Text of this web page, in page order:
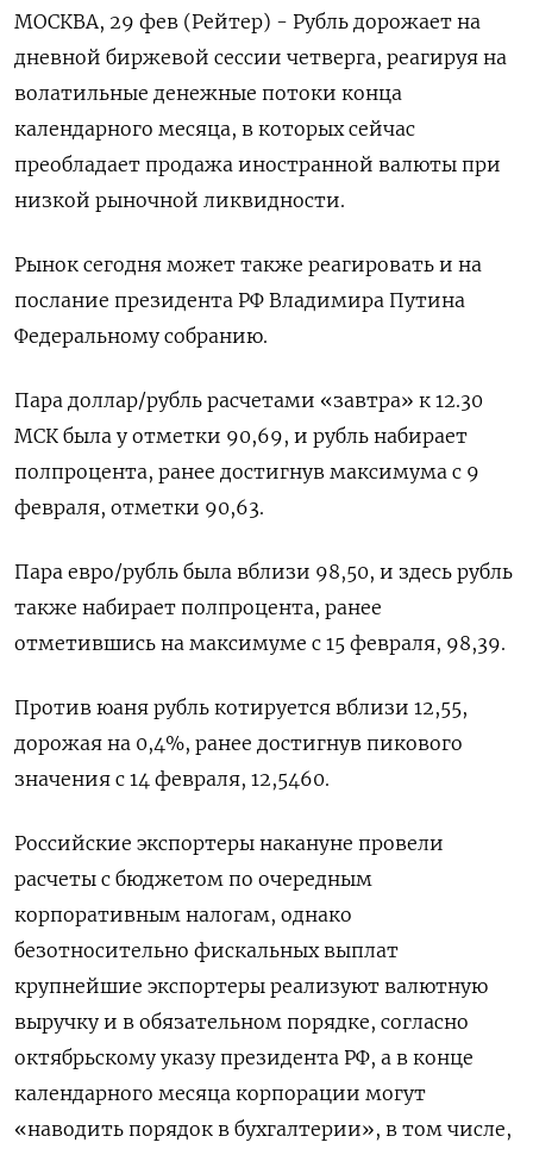
МОСКВА, 29 фев (Рейтер) - Рубль дорожает на
дневной биржевой сессии четверга, реагируя на
волатильные денежные потоки конца
календарного месяца, в которых сейчас
преобладает продажа иностранной валюты при
низкой рыночной ликвидности.
Рынок сегодня может также реагировать и на
послание президента РФ Владимира Путина
Федеральному собранию.
Пара доллар/рубль расчетами «завтра» к 12.30
МСК была у отметки 90,69, и рубль набирает
полпроцента, ранее достигнув максимума с 9
февраля, отметки 90,63.
Пара евро/рубль была вблизи 98,50, и здесь рубль
также набирает полпроцента, ранее
отметившись на максимуме с 15 февраля, 98,39.
Против юаня рубль котируется вблизи 12,55,
дорожая на 0,4%, ранее достигнув пикового
значения с 14 февраля, 12,5460.
Российские экспортеры накануне провели
расчеты с бюджетом по очередным
корпоративным налогам, однако
безотносительно фискальных выплат
крупнейшие экспортеры реализуют валютную
выручку и в обязательном порядке, согласно
октябрьскому указу президента РФ, а в конце
календарного месяца корпорации могут
«наводить порядок в бухгалтерии», в том числе,